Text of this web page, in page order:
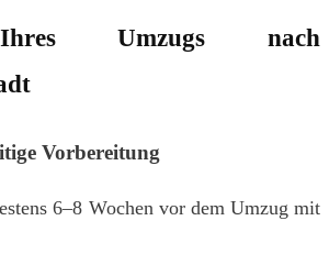
Umzugs nach
Vorbereitung
6–8 Wochen vor dem Umzug mit